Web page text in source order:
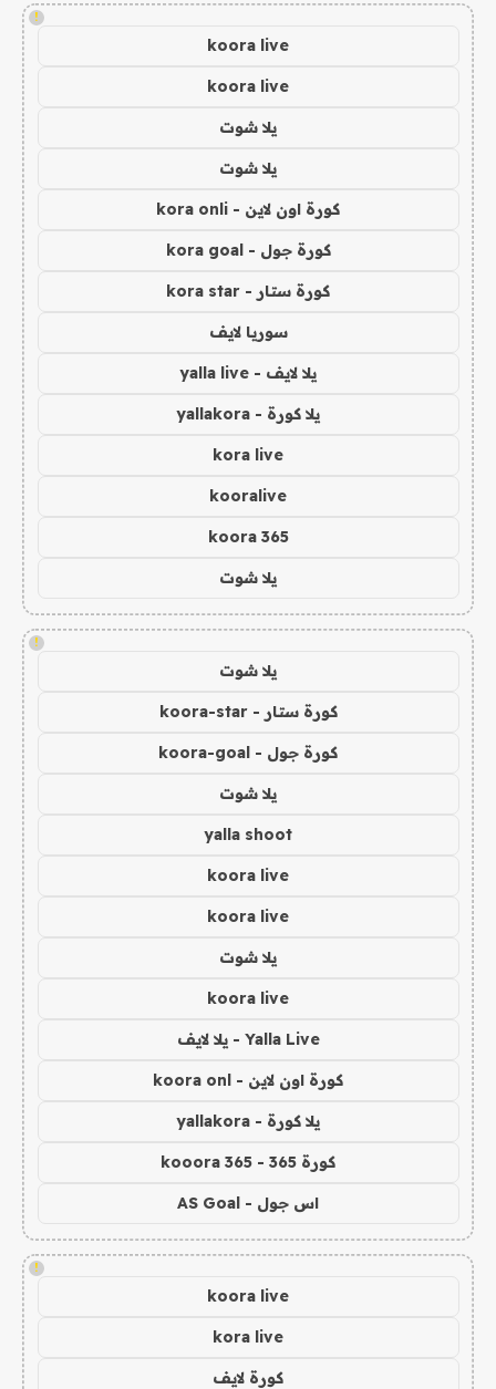
!
koora live
koora live
يلا شوت
يلا شوت
كورة اون لاين - kora onli
كورة جول - kora goal
كورة ستار - kora star
سوريا لايف
يلا لايف - yalla live
يلا كورة - yallakora
kora live
kooralive
koora 365
يلا شوت
!
يلا شوت
كورة ستار - koora-star
كورة جول - koora-goal
يلا شوت
yalla shoot
koora live
koora live
يلا شوت
koora live
Yalla Live - يلا لايف
كورة اون لاين - koora onl
يلا كورة - yallakora
كورة 365 - kooora 365
اس جول - AS Goal
!
koora live
kora live
كورة لايف